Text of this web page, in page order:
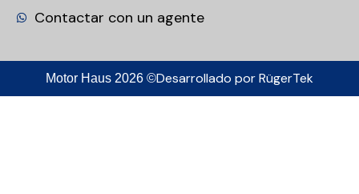
Contactar con un agente
Motor Haus 2026 ©Desarrollado porRügerTek